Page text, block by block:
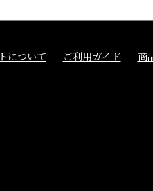
について ご利用ガイド 商